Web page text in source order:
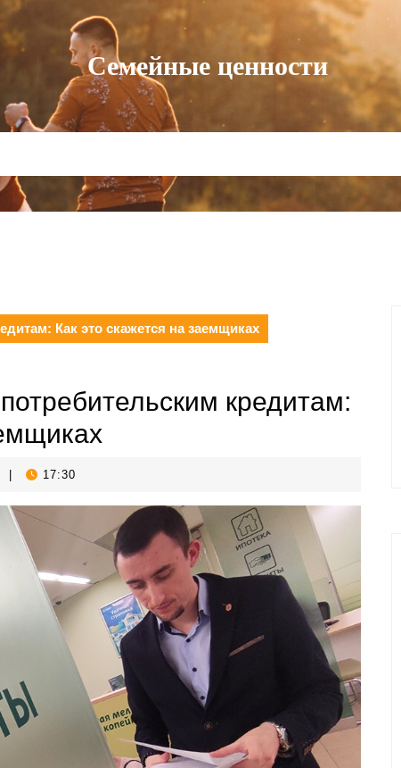
Семейные ценности
Как это скажется на заемщиках
кредитам:
17:30